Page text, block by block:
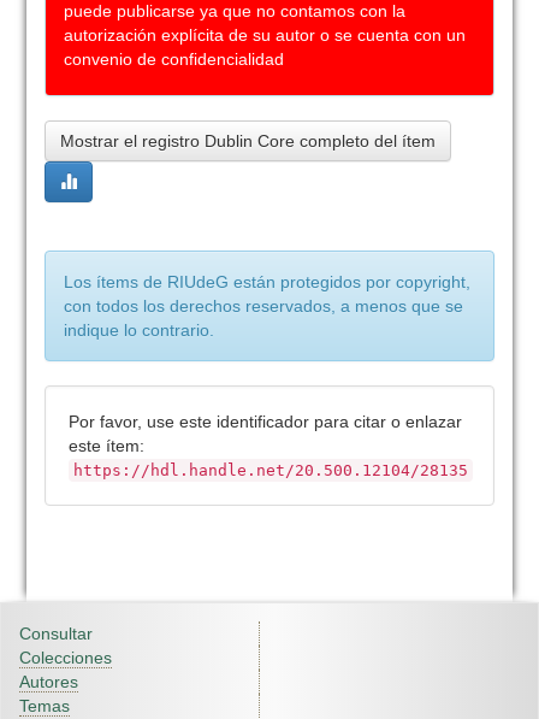
puede publicarse ya que no contamos con la
autorización explícita de su autor o se cuenta con un
convenio de confidencialidad
Mostrar el registro Dublin Core completo del ítem
Los ítems de RIUdeG están protegidos por copyright,
con todos los derechos reservados, a menos que se
indique lo contrario.
Por favor, use este identificador para citar o enlazar
este ítem:
https://hdl.handle.net/20.500.12104/28135
Consultar
Colecciones
Autores
Temas